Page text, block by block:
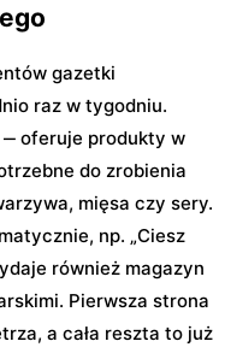
gazetki
raz w tygodniu.
oferuje produkty w
do zrobienia
mięsa czy sery.
np. „Ciesz
również magazyn
Pierwsza strona
a cała reszta to już